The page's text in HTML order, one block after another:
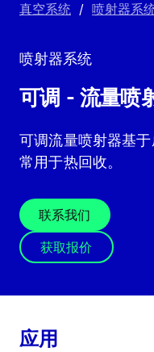
真空系统 / 喷射器系
喷射器系统
可调 - 流量喷
可调流量喷射器基
常用于热回收。
联系我们
获取报价
应用